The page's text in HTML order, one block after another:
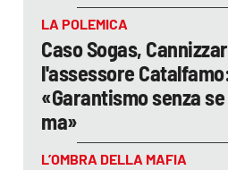
LA POLEMICA
Caso Sogas,
l'assessore
«Garantismo senza
ma»
L’OMBRA DELLA MAFIA